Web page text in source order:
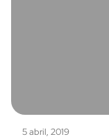
5 abril, 2019